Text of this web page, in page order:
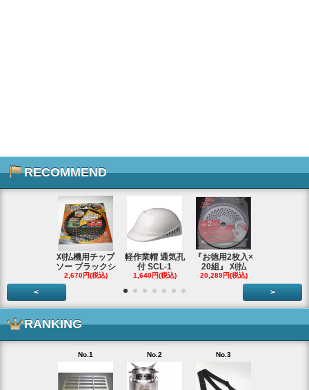
RECOMMEND
刈払機用チップ
ソー ブラックシ
2,670円(税込)
軽作業帽 通気孔
付 SCL-1
1,640円(税込)
『お徳用2枚入×
20組』 刈払
20,289円(税込)
< >
RANKING
No.1 No.2 No.3